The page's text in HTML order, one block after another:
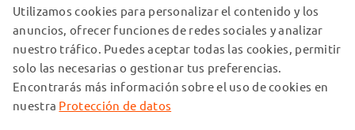
NUESTROS PARTNERS DE ENVÍO
© subtel.es 2026
Todos los precios incluyen IVA y excluyen los costos de envío.
Tenga en cuenta que todas las marcas registradas que
Utilizamos cookies para personalizar el contenido y los
anuncios, ofrecer funciones de redes sociales y analizar
nuestro tráfico. Puedes aceptar todas las cookies, permitir
solo las necesarias o gestionar tus preferencias.
Encontrarás más información sobre el uso de cookies en
nuestra Protección de datos